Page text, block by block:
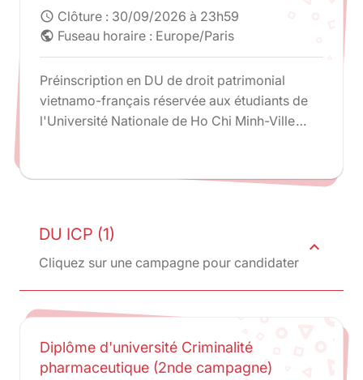
schedule Clôture : 30/09/2026 à 23h59
public Fuseau horaire : Europe/Paris
Préinscription en DU de droit patrimonial
vietnamo-français réservée aux étudiants de
l'Université Nationale de Ho Chi Minh-Ville
DU ICP (1)
Cliquez sur une campagne pour candidater
expand_less
Diplôme d'université Criminalité
pharmaceutique (2nde campagne)